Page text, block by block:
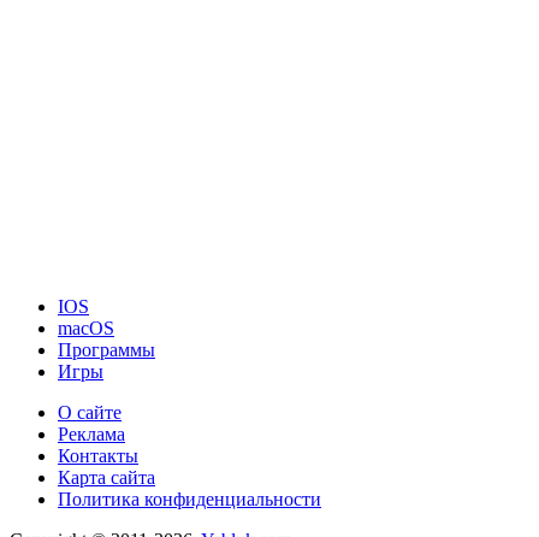
IOS
macOS
Программы
Игры
О сайте
Реклама
Контакты
Карта сайта
Политика конфиденциальности